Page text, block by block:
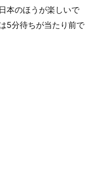
本のほうが楽しいで
5分待ちが当たり前で